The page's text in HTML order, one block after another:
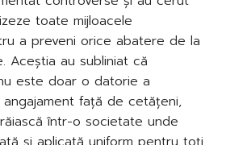
toate mijloacele
a preveni orice abatere de la
Aceștia au subliniat că
este doar o datorie a
față de cetățeni,
într-o societate unde